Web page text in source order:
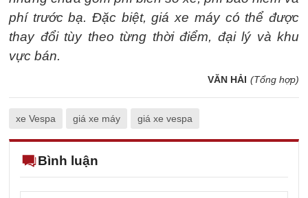
phí trước bạ. Đặc biệt, giá xe máy có thể được
thay đổi tùy theo từng thời điểm, đại lý và khu
vực bán.
VĂN HẢI (Tổng hợp)
xe Vespa giá xe máy giá xe vespa
Bình luận